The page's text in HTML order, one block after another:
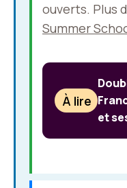
ouverts. Plus
Summer
À lire
et